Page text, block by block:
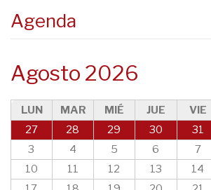
Agenda
Agosto 2026
LUN MAR MIÉ JUE VIE
27
28 29 30 31
3
4 5 6 7
10
11 12 13 14